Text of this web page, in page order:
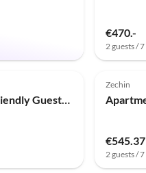
€470.-
2 guests /
Zechin
€545.37
2 guests /